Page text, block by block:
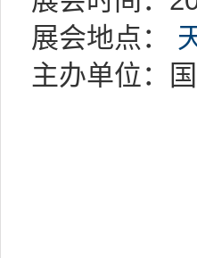
展会地点：
主办单位：